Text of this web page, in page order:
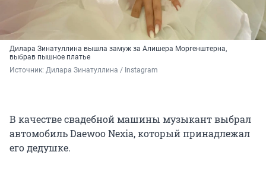
Дилара Зинатуллина вышла замуж за Алишера Моргенштерна,
выбрав пышное платье
Источник: Дилара Зинатуллина / Instagram
В качестве свадебной машины музыкант выбрал
автомобиль Daewoo Nexia, который принадлежал
его дедушке.